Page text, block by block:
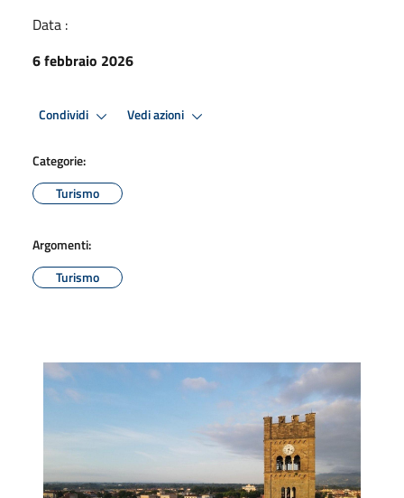
Data :
6 febbraio 2026
Condividi Vedi azioni
Categorie:
Turismo
Argomenti:
Turismo